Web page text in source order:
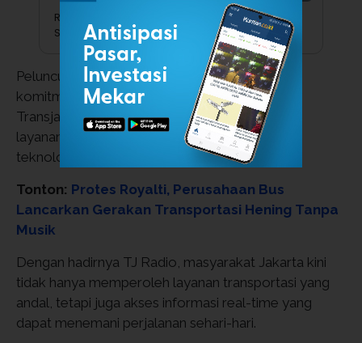
Reporter Nurtiandriyani
Simamora
Peluncuran TJ Radio disebut sebagai wujud
komitmen Pemprov DKI Jakarta bersama PT
Transjakarta untuk terus menghadirkan inovasi
layanan transportasi yang terintegrasi dengan
teknologi informasi.
Tonton: Protes Royalti, Perusahaan Bus
Lancarkan Gerakan Transportasi Hening Tanpa
Musik
Dengan hadirnya TJ Radio, masyarakat Jakarta kini
tidak hanya memperoleh layanan transportasi yang
andal, tetapi juga akses informasi real-time yang
dapat menemani perjalanan sehari-hari.